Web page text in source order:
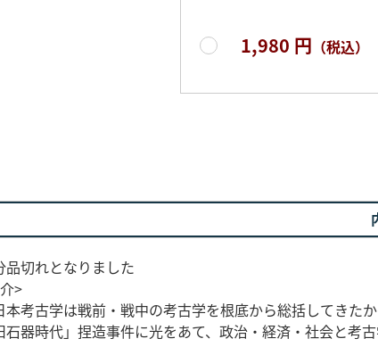
1,980 円 （税込）
切れとなりました
>
本考古学は戦前・戦中の考古学を根底から総括してき
石器時代」捏造事件に光をあて、政治・経済・社会と考